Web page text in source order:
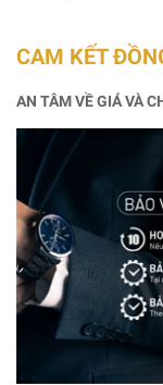
CAM KẾT
AN TÂM VỀ GIÁ VÀ